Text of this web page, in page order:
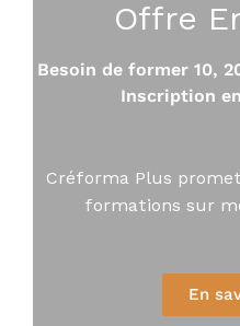
Offre
Besoin de former 10,
Inscription
Créforma Plus
formations sur
En